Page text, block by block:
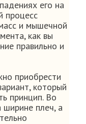
его на
процесс
и мышечной
как вы
правильно и
приобрести
который
принцип. Во
ширине плеч, а